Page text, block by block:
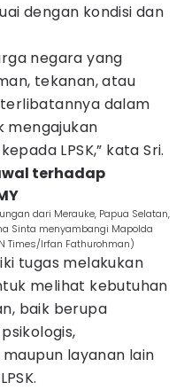
dengan kondisi dan
negara yang
tekanan, atau
dalam
mengajukan
LPSK,” kata Sri.
terhadap
dari Merauke, Papua Selatan,
Sinta menyambangi Mapolda
Times/Irfan Fathurohman)
tugas melakukan
melihat kebutuhan
baik berupa
layanan lain